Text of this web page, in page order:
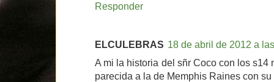
Responder
ELCULEBRAS 18 de abril de 2012 a
A mi la historia del sñr Coco con los s14
parecida a la de Memphis Raines con